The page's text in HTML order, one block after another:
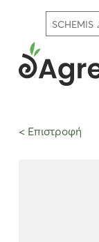
SCHEMIS
< Επιστροφή